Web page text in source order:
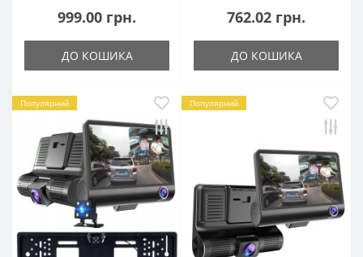
999.00 грн.
ДО КОШИКА
762.02 грн.
ДО КОШИКА
Популярний Популярний